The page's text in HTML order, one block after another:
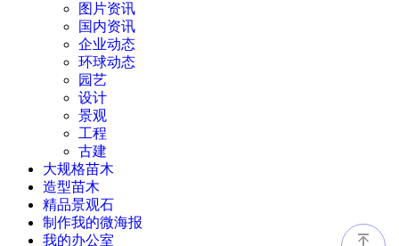
图片资讯
国内资讯
企业动态
环球动态
园艺
设计
景观
工程
古建
大规格苗木
造型苗木
精品景观石
制作我的微海报
我的办公室